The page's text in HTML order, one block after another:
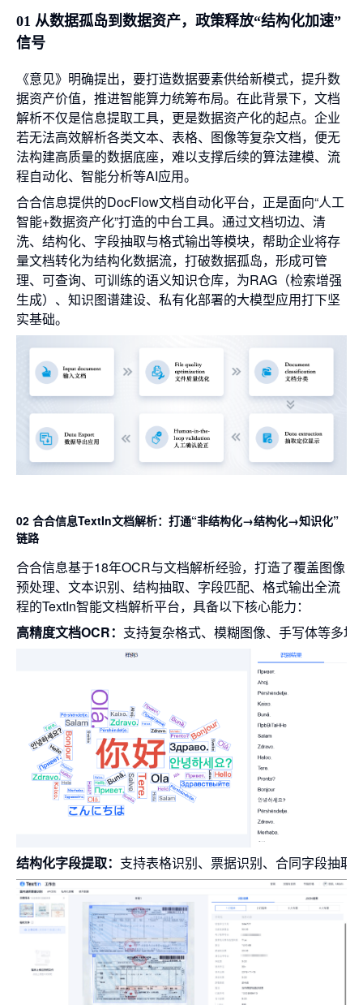
01 从数据孤岛到数据资产，政策释放“结构化加速”
信号
《意见》明确提出，要打造数据要素供给新模式，提升数
据资产价值，推进智能算力统筹布局。在此背景下，文档
解析不仅是信息提取工具，更是数据资产化的起点。企业
若无法高效解析各类文本、表格、图像等复杂文档，便无
法构建高质量的数据底座，难以支撑后续的算法建模、流
程自动化、智能分析等AI应用。
合合信息提供的DocFlow文档自动化平台，正是面向“人工
智能+数据资产化”打造的中台工具。通过文档切边、清
洗、结构化、字段抽取与格式输出等模块，帮助企业将存
量文档转化为结构化数据流，打破数据孤岛，形成可管
理、可查询、可训练的语义知识仓库，为RAG（检索增强
生成）、知识图谱建设、私有化部署的大模型应用打下坚
实基础。
02 合合信息TextIn文档解析：打通“非结构化→结构化→知识化”
链路
合合信息基于18年OCR与文档解析经验，打造了覆盖图像
预处理、文本识别、结构抽取、字段匹配、格式输出全流
程的TextIn智能文档解析平台，具备以下核心能力：
高精度文档OCR： 支持复杂格式、模糊图像、手写体等多
结构化字段提取： 支持表格识别、票据识别、合同字段抽取